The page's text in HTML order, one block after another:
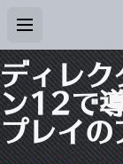
ディレク
ン12で
プレイの